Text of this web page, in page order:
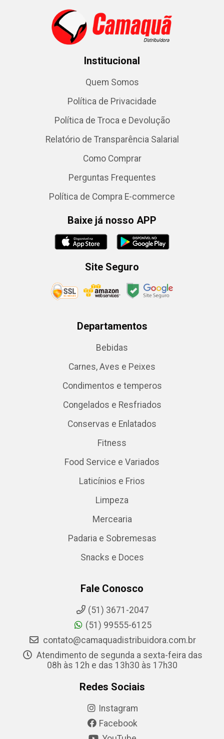
Institucional
Quem Somos
Política de Privacidade
Política de Troca e Devolução
Relatório de Transparência Salarial
Como Comprar
Perguntas Frequentes
Política de Compra E-commerce
Baixe já nosso APP
Site Seguro
Departamentos
Bebidas
Carnes, Aves e Peixes
Condimentos e temperos
Congelados e Resfriados
Conservas e Enlatados
Fitness
Food Service e Variados
Laticínios e Frios
Limpeza
Mercearia
Padaria e Sobremesas
Snacks e Doces
Fale Conosco
(51) 3671-2047
(51) 99555-6125
contato@camaquadistribuidora.com.br
Atendimento de segunda a sexta-feira das
08h às 12h e das 13h30 às 17h30
Redes Sociais
Instagram
Facebook